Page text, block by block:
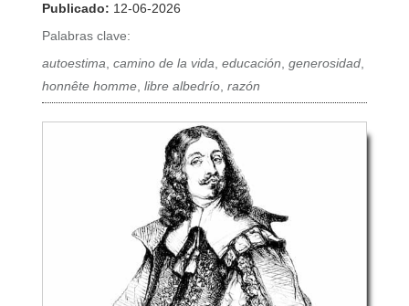
Publicado: 12-06-2026
Palabras clave:
autoestima,camino de la vida,educación,generosidad,
honnête homme,libre albedrío,razón